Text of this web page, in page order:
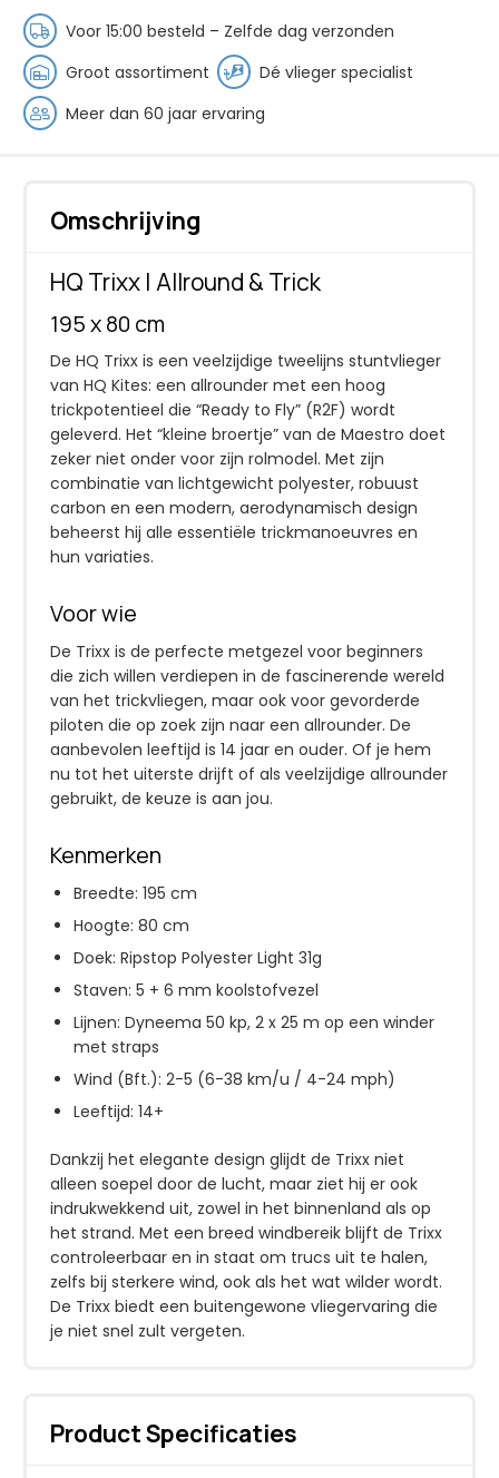
Trick
aantalVoor 15:00 besteld – Zelfde dag verzonden
Groot assortiment
Dé vlieger specialist
Meer dan 60 jaar ervaring
Omschrijving
HQ Trixx | Allround & Trick
195 x 80 cm
De HQ Trixx is een veelzijdige tweelijns stuntvlieger
van HQ Kites: een allrounder met een hoog
trickpotentieel die “Ready to Fly” (R2F) wordt
geleverd. Het “kleine broertje” van de Maestro doet
zeker niet onder voor zijn rolmodel. Met zijn
combinatie van lichtgewicht polyester, robuust
carbon en een modern, aerodynamisch design
beheerst hij alle essentiële trickmanoeuvres en
hun variaties.
Voor wie
De Trixx is de perfecte metgezel voor beginners
die zich willen verdiepen in de fascinerende wereld
van het trickvliegen, maar ook voor gevorderde
piloten die op zoek zijn naar een allrounder. De
aanbevolen leeftijd is 14 jaar en ouder. Of je hem
nu tot het uiterste drijft of als veelzijdige allrounder
gebruikt, de keuze is aan jou.
Kenmerken
Breedte: 195 cm
Hoogte: 80 cm
Doek: Ripstop Polyester Light 31g
Staven: 5 + 6 mm koolstofvezel
Lijnen: Dyneema 50 kp, 2 x 25 m op een winder
met straps
Wind (Bft.): 2-5 (6-38 km/u / 4-24 mph)
Leeftijd: 14+
Dankzij het elegante design glijdt de Trixx niet
alleen soepel door de lucht, maar ziet hij er ook
indrukwekkend uit, zowel in het binnenland als op
het strand. Met een breed windbereik blijft de Trixx
controleerbaar en in staat om trucs uit te halen,
zelfs bij sterkere wind, ook als het wat wilder wordt.
De Trixx biedt een buitengewone vliegervaring die
je niet snel zult vergeten.
Product Specificaties